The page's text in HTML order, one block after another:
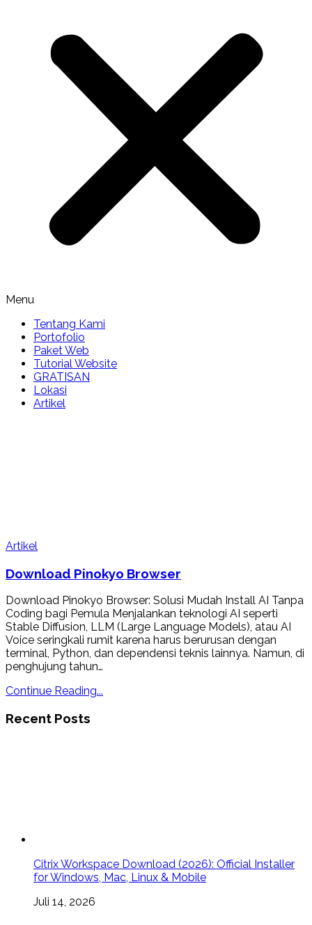
Menu
Tentang Kami
Portofolio
Paket Web
Tutorial Website
GRATISAN
Lokasi
Artikel
Artikel
Download Pinokyo Browser
Download Pinokyo Browser: Solusi Mudah Install AI Tanpa
Coding bagi Pemula Menjalankan teknologi AI seperti
Stable Diffusion, LLM (Large Language Models), atau AI
Voice seringkali rumit karena harus berurusan dengan
terminal, Python, dan dependensi teknis lainnya. Namun, di
penghujung tahun…
Continue Reading...
Recent Posts
Citrix Workspace Download (2026): Official Installer
for Windows, Mac, Linux & Mobile
Juli 14, 2026